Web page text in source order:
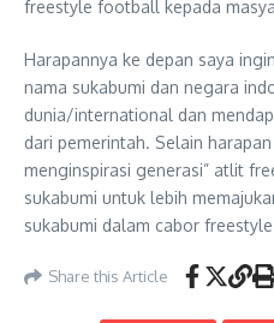
freestyle football kepada
Harapannya ke depan saya
nama sukabumi dan negara
dunia/international dan
dari pemerintah. Selain
menginspirasi generasi” atlit
sukabumi untuk lebih
sukabumi dalam cabor
Share this Article